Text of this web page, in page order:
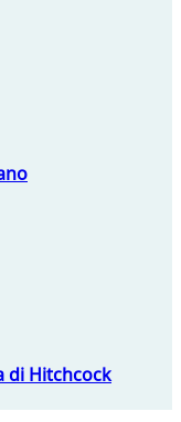
di Hitchcock